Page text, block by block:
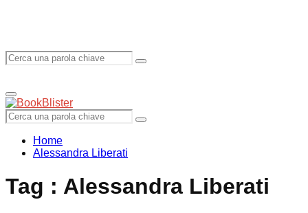
Search
for:
Search
Primary
Menu
Search
for:
Search
Home
Alessandra Liberati
Tag : Alessandra Liberati